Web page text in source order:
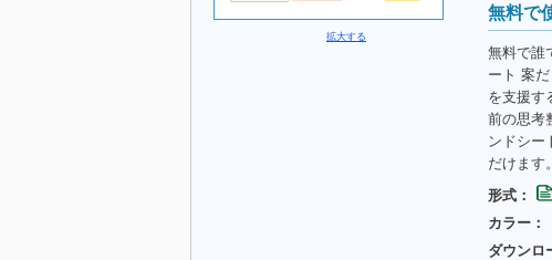
拡大する
無料で
無料で誰
ート 案
を支援す
前の思考
ンドシー
だけます。
形式：
カラー：
ダウンロ